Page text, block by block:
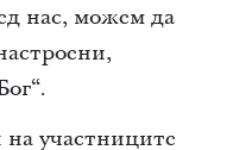
нас, можем да
участниците